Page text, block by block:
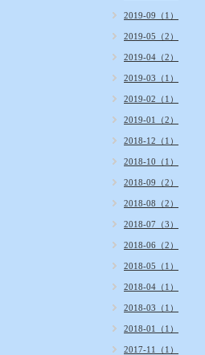
2019-09（1）
2019-05（2）
2019-04（2）
2019-03（1）
2019-02（1）
2019-01（2）
2018-12（1）
2018-10（1）
2018-09（2）
2018-08（2）
2018-07（3）
2018-06（2）
2018-05（1）
2018-04（1）
2018-03（1）
2018-01（1）
2017-11（1）